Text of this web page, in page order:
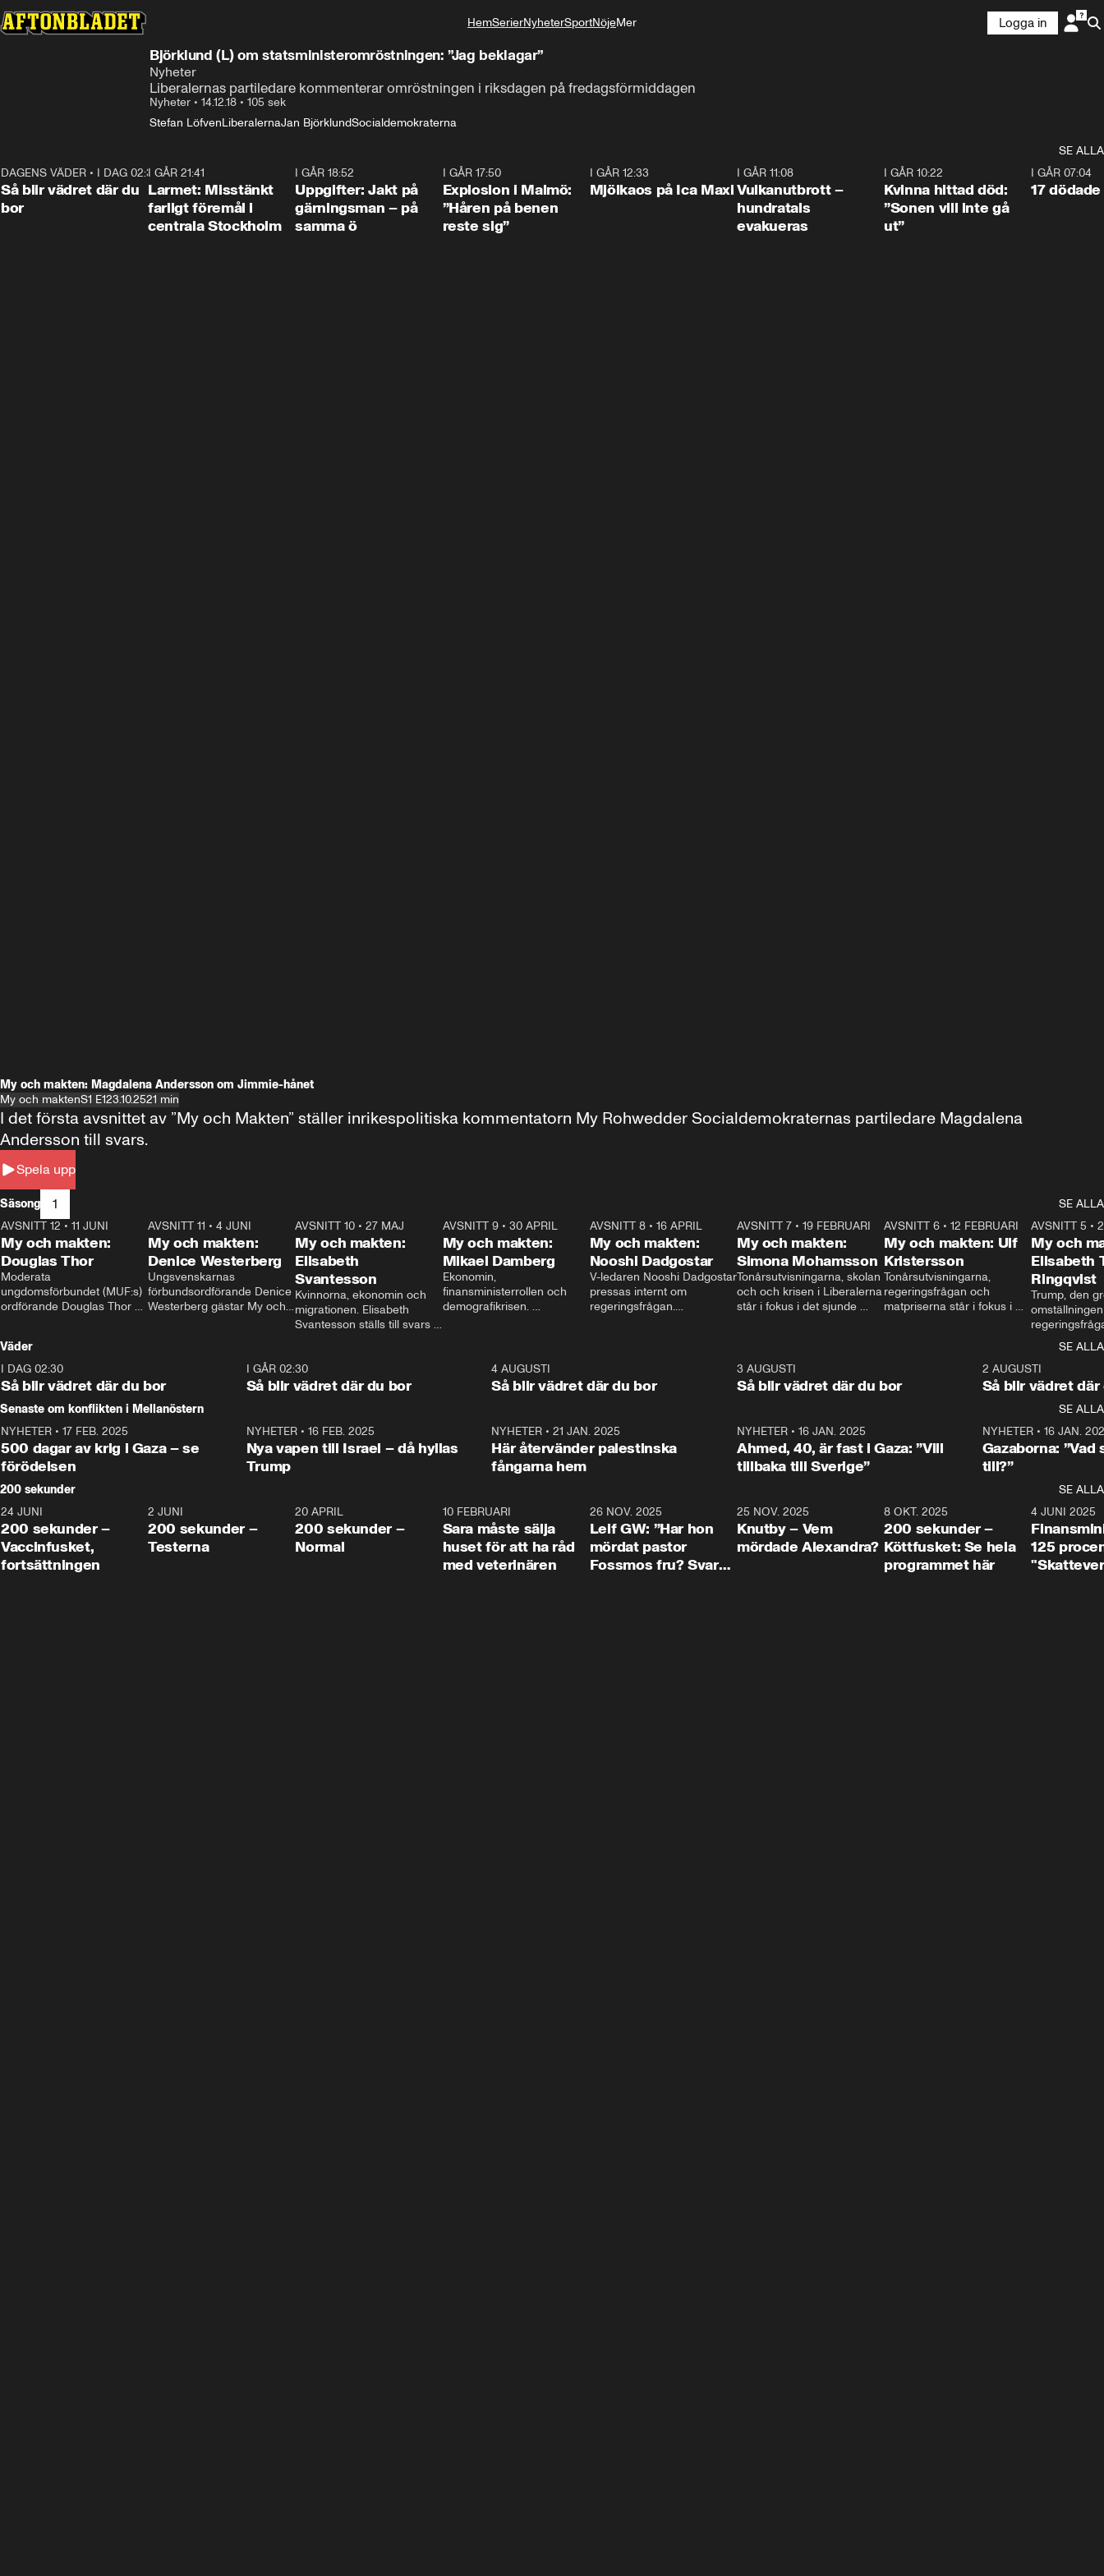
HemSerierNyheterSportNöjeMer
Logga in
Björklund (L) om statsministeromröstningen: ”Jag beklagar”
Nyheter
Liberalernas partiledare kommenterar omröstningen i riksdagen på fredagsförmiddagen
Nyheter • 14.12.18 • 105 sek
Stefan LöfvenLiberalernaJan BjörklundSocialdemokraterna
SE ALLA
1:06
DAGENS VÄDER • I DAG 02:30
Så blir vädret där du
bor
I GÅR 21:41
Larmet: Misstänkt
farligt föremål i
centrala Stockholm
I GÅR 18:52
Uppgifter: Jakt på
gärningsman – på
samma ö
I GÅR 17:50
Explosion i Malmö:
”Håren på benen
reste sig”
I GÅR 12:33
Mjölkaos på Ica Maxi
I GÅR 11:08
Vulkanutbrott –
hundratals
evakueras
I GÅR 10:22
Kvinna hittad död:
”Sonen vill inte gå
ut”
I GÅR 07:04
17
My och makten: Magdalena Andersson om Jimmie-hånet
My och maktenS1 E123.10.2521 min
Spela upp
I det första avsnittet av ”My och Makten” ställer inrikespolitiska kommentatorn My Rohwedder Socialdemokraternas partiledare Magdalena
Andersson till svars.
Säsong 1
SE ALLA
26:27
AVSNITT 12 • 11 JUNI
My och makten:
Douglas Thor
Moderata
ungdomsförbundet (MUF:s)
ordförande Douglas Thor
tonårsutvisningarna och hur
Moderaterna ska locka
väljare till valet i höst.
23:40
AVSNITT 11 •4 JUNI
My och makten:
Denice Westerberg
Ungsvenskarnas
förbundsordförande Denice
Westerberg gästar My och
AVSNITT 10 •27 MAJ
My och makten:
Elisabeth
Svantesson
Kvinnorna, ekonomin och
migrationen. Elisabeth
Svantesson ställs till svars
AVSNITT 9• 30 APRIL
My och makten:
Mikael Damberg
Ekonomin,
finansministerrollen och
demografikrisen.
och Makten.
AVSNITT 8• 16 APRIL
My och makten:
Nooshi Dadgostar
V-ledaren Nooshi Dadgostar
pressas internt om
regeringsfrågan.
– Vi ställer upp i val. Ska vi
vara med så sitter vi förstås
24:30
AVSNITT 7• 19 FEBRUARI
My och makten:
Simona Mohamsson
Tonårsutvisningarna, skolan
och och krisen i Liberalerna
står i fokus i det sjunde
kommentator My
Rohwedder ställer
utbildnings- och
Mohamsson till svars.
27:30
AVSNITT 6 •12 FEBRUARI
My och makten: Ulf
Kristersson
Tonårsutvisningarna,
regeringsfrågan och
matpriserna står i fokus i
Rohwedder ställer
statsminister Ulf Kristersson
AVSNITT 5 •
My och
Elisabeth
Ringqvist
Trump, den
centrum i
avsnittet av
Makten”. Se
Aftonbladets
Rohwedder
Thand Ring
Väder
SE ALLA
I DAG 02:30
Så blir vädret där du bor
1:06
I GÅR 02:30
Så blir vädret där du bor
4 AUGUSTI
Så blir vädret där du bor
3 AUGUSTI
Så blir vädret där du bor
2 AUGUSTI
Så blir vädret där
Senaste om konflikten i Mellanöstern
SE ALLA
NYHETER • 17 FEB. 2025
500 dagar av krig i Gaza – se
förödelsen
NYHETER• 16 FEB. 2025
Nya vapen till Israel – då hyllas
Trump
NYHETER •21 JAN. 2025
Här återvänder palestinska
fångarna hem
NYHETER• 16 JAN. 2025
Ahmed, 40, är fast i Gaza: ”Vill
tillbaka till Sverige”
NYHETER• 16 JAN.
Gazaborna:
till?”
200 sekunder
SE ALLA
5:00
24 JUNI
200 sekunder –
Vaccinfusket,
fortsättningen
4:23
2 JUNI
200 sekunder –
Testerna
20 APRIL
200 sekunder –
Normal
10 FEBRUARI
Sara måste sälja
huset för att ha råd
med veterinären
26 NOV. 2025
Leif GW: ”Har hon
mördat pastor
Fossmos fru? Svar
31:05
25 NOV. 2025
Knutby – Vem
mördade Alexandra?
4:29
8 OKT. 2025
200 sekunder –
Köttfusket: Se hela
programmet här
4 JUNI 2025
125